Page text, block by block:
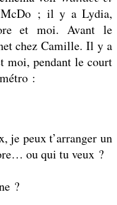
McDo ; il y a Lydia,
et moi. Avant le
chez Camille. Il y a
moi, pendant le court
:
je peux t’arranger un
ou qui tu veux ?
?